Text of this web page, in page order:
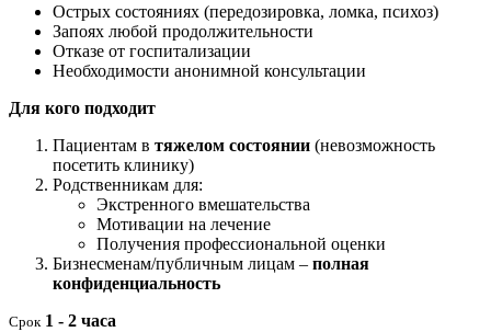
Острых состояниях (передозировка, ломка, психоз)
Запоях любой продолжительности
Отказе от госпитализации
Необходимости анонимной консультации
Для кого подходит
Пациентам в тяжелом состоянии (невозможность
посетить клинику)
Родственникам для:
Экстренного вмешательства
Мотивации на лечение
Получения профессиональной оценки
Бизнесменам/публичным лицам – полная
конфиденциальность
Срок 1 - 2 часа